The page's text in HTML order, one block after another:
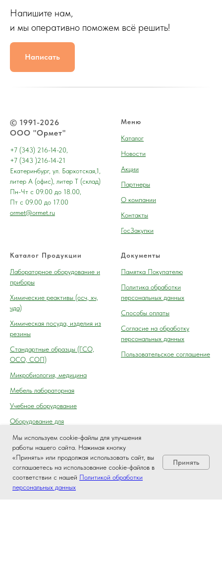
Напишите нам,
и мы оперативно поможем всё решить!
Написать
Мы используем cookie-файлы для улучшения
работы нашего сайта. Нажимая кнопку
«Принять» или продолжая использовать сайт, вы
соглашаетесь на использование cookie-файлов в
соответствии с нашей Политикой обработки
персональных данных
Принять
© 1991-2026
ООО "Ормет"
+7 (343) 216-14-20,
+7 (343 )216-14-21
Екатеринбург, ул. Бархотская,1,
литер А (офис), литер Т (склад)
Пн-Чт с 09.00 до 18.00,
Пт с 09.00 до 17.00
ormet@ormet.ru
Меню
Каталог
Новости
Акции
Партнеры
О компании
Контакты
ГосЗакупки
Каталог Продукции
Лабораторное оборудование и
приборы
Химические реактивы (осч, хч,
чда)
Химическая посуда, изделия из
резины
Cтандартные образцы (ГСО,
ОСО, СОП)
Микробиология, медицина
Мебель лабораторная
Учебное оборудование
Оборудование для
осмотра (контроля) ГАИ
Документы
Памятка Покупателю
Политика обработки
персональных данных
Способы оплаты
Согласие на обработку
персональных данных
Пользовательское соглашение